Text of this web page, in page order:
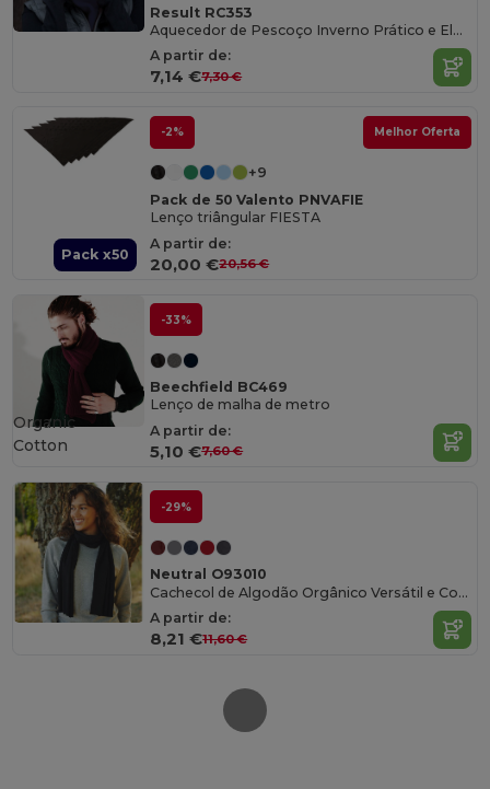
Result RC353
Aquecedor de Pescoço Inverno Prático e Elegante
A partir de:
7,14 €7,30 €
Pack x50
-2% Melhor Oferta
+9
Pack de 50 Valento PNVAFIE
Lenço triângular FIESTA
A partir de:
20,00 €20,56 €
-33%
Beechfield BC469
Lenço de malha de metro
A partir de:
5,10 €7,60 €
Organic
Cotton
-29%
Neutral O93010
Cachecol de Algodão Orgânico Versátil e Confortável
A partir de:
8,21 €11,60 €